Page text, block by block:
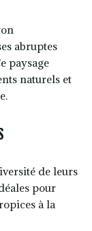
abruptes
paysage
naturels et
de leurs
pour
à la